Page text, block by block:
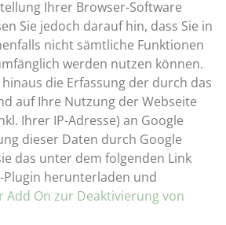
Ihrer Browser-Software
Sie jedoch darauf hin, dass Sie in
nicht sämtliche Funktionen
werden nutzen können.
die Erfassung der durch das
auf Ihre Nutzung der Webseite
Ihrer IP-Adresse) an Google
dieser Daten durch Google
das unter dem folgenden Link
herunterladen und
Add On zur Deaktivierung von